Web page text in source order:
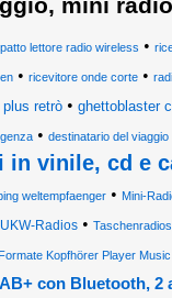
mini
lettore radio wireless •
• ricevitore onde corte •
retrò • ghettoblaster
• destinatario del viaggio
vinile, cd e
weltempfaenger• Mini-
Radios•
Kopfhörer Player
con Bluetooth, 2